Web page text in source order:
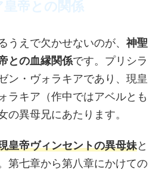
帝との関係
うえで欠かせないのが、 神聖
との血縁関係です。プリシラ
ン・ヴォラキアであり、現皇
ラキア（作中ではアベルとも
の異母兄にあたります。
皇帝ヴィンセントの異母妹と
第七章から第八章にかけての